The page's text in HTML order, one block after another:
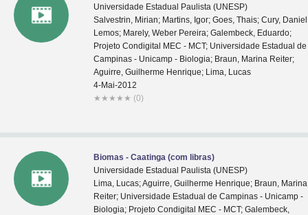
Universidade Estadual Paulista (UNESP)
Salvestrin, Mirian; Martins, Igor; Goes, Thais; Cury, Daniel
Lemos; Marely, Weber Pereira; Galembeck, Eduardo;
Projeto Condigital MEC - MCT; Universidade Estadual de
Campinas - Unicamp - Biologia; Braun, Marina Reiter;
Aguirre, Guilherme Henrique; Lima, Lucas
4-Mai-2012
★ ★ ★ ★ ★ (0)
Biomas - Caatinga (com libras)
Universidade Estadual Paulista (UNESP)
Lima, Lucas; Aguirre, Guilherme Henrique; Braun, Marina
Reiter; Universidade Estadual de Campinas - Unicamp -
Biologia; Projeto Condigital MEC - MCT; Galembeck,